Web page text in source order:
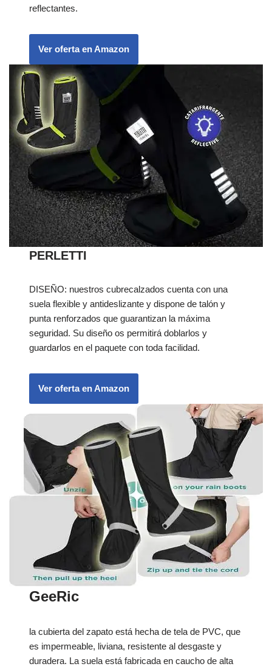
reflectantes.
Ver oferta en Amazon
PERLETTI
DISEÑO: nuestros cubrecalzados cuenta con una
suela flexible y antideslizante y dispone de talón y
punta renforzados que guarantizan la máxima
seguridad. Su diseño os permitirá doblarlos y
guardarlos en el paquete con toda facilidad.
Ver oferta en Amazon
GeeRic
la cubierta del zapato está hecha de tela de PVC, que
es impermeable, liviana, resistente al desgaste y
duradera. La suela está fabricada en caucho de alta